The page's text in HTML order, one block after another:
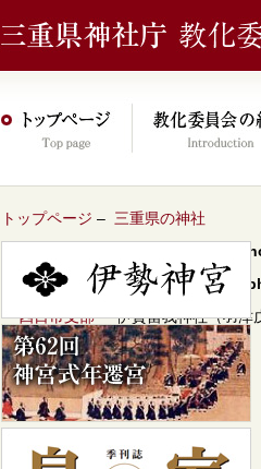
トップページ – 三重県の神社
/
content/themes/jinja2022/
–四日市支部– 伊賀留我神社（羽津